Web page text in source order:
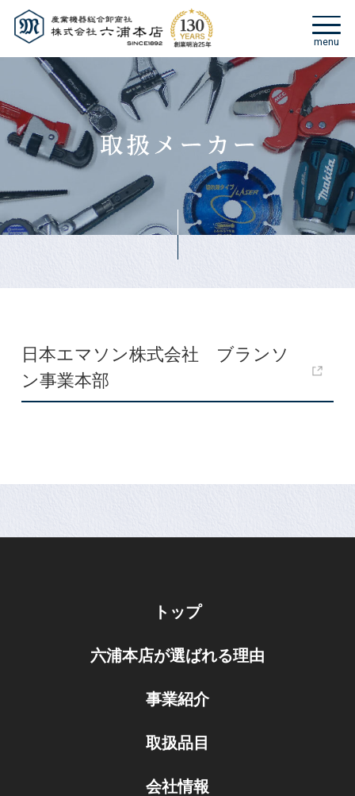
日本エマソン株式会社 ブランソ
ン事業本部
トップ
六浦本店が選ばれる理由
事業紹介
取扱品目
会社情報